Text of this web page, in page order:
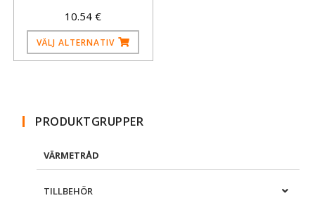
10.54€
VÄLJ ALTERNATIV
PRODUKTGRUPPER
VÄRMETRÅD
TILLBEHÖR